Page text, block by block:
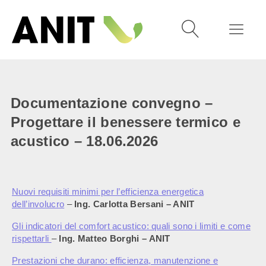
Documentazione convegno –
Progettare il benessere termico e
acustico – 18.06.2026
Nuovi requisiti minimi per l’efficienza energetica
dell’involucro – Ing. Carlotta Bersani – ANIT
Gli indicatori del comfort acustico: quali sono i limiti e come
rispettarli – Ing. Matteo Borghi – ANIT
Prestazioni che durano: efficienza, manutenzione e